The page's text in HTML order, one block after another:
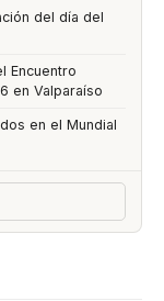
del día del
Encuentro
en Valparaíso
en el Mundial